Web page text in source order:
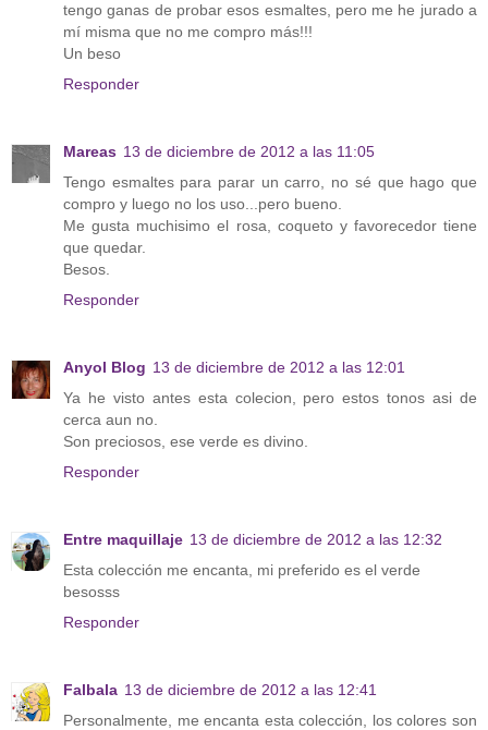
tengo ganas de probar esos esmaltes, pero me he jurado a
mí misma que no me compro más!!!
Un beso
Responder
Mareas 13 de diciembre de 2012 a las 11:05
Tengo esmaltes para parar un carro, no sé que hago que
compro y luego no los uso...pero bueno.
Me gusta muchisimo el rosa, coqueto y favorecedor tiene
que quedar.
Besos.
Responder
Anyol Blog 13 de diciembre de 2012 a las 12:01
Ya he visto antes esta colecion, pero estos tonos asi de
cerca aun no.
Son preciosos, ese verde es divino.
Responder
Entre maquillaje 13 de diciembre de 2012 a las 12:32
Esta colección me encanta, mi preferido es el verde
besosss
Responder
Falbala 13 de diciembre de 2012 a las 12:41
Personalmente, me encanta esta colección, los colores son